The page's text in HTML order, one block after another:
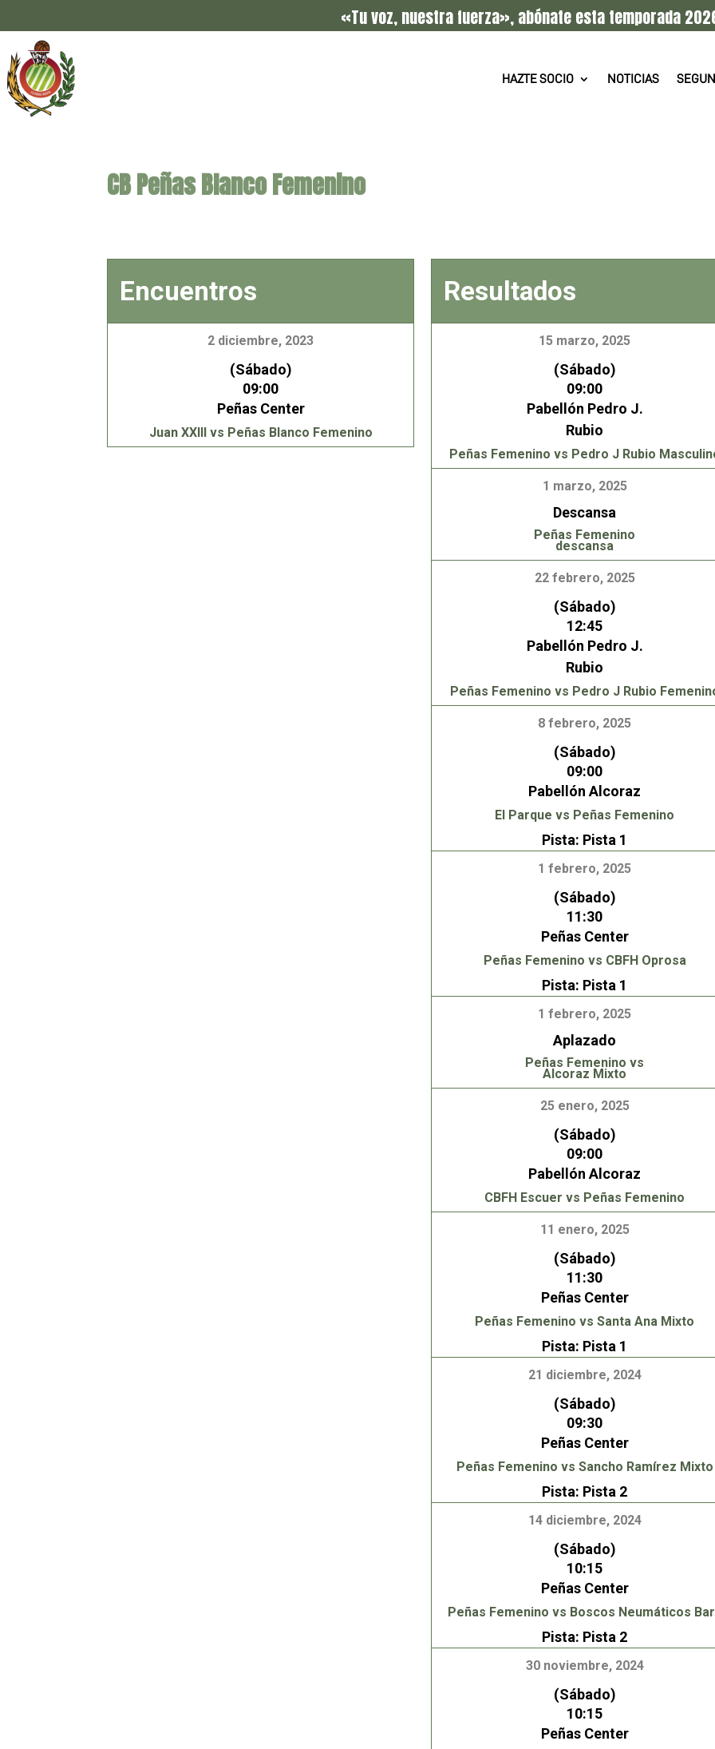
«Tu voz, nuestra fuerza», abónate esta temporada
HAZTE SOCIO NOTICIAS
CB Peñas Blanco Femenino
Encuentros
2 diciembre, 2023
(Sábado)
09:00
Peñas Center
Juan XXIII vs Peñas Blanco Femenino
Resultados
15 marzo, 2025
(Sábado)
09:00
Pabellón Pedro J.
Rubio
Peñas Femenino vs Pedro J Rubio
1 marzo, 2025
Descansa
Peñas Femenino
descansa
22 febrero, 2025
(Sábado)
12:45
Pabellón Pedro J.
Rubio
Peñas Femenino vs Pedro J Rubio
8 febrero, 2025
(Sábado)
09:00
Pabellón Alcoraz
El Parque vs Peñas Femenino
Pista: Pista 1
1 febrero, 2025
(Sábado)
11:30
Peñas Center
Peñas Femenino vs CBFH Oprosa
Pista: Pista 1
1 febrero, 2025
Aplazado
Peñas Femenino vs
Alcoraz Mixto
25 enero, 2025
(Sábado)
09:00
Pabellón Alcoraz
CBFH Escuer vs Peñas Femenino
11 enero, 2025
(Sábado)
11:30
Peñas Center
Peñas Femenino vs Santa Ana Mixto
Pista: Pista 1
21 diciembre, 2024
(Sábado)
09:30
Peñas Center
Peñas Femenino vs Sancho Ramírez Mixto
Pista: Pista 2
14 diciembre, 2024
(Sábado)
10:15
Peñas Center
Peñas Femenino vs Boscos Neumáticos
Pista: Pista 2
30 noviembre, 2024
(Sábado)
10:15
Peñas Center